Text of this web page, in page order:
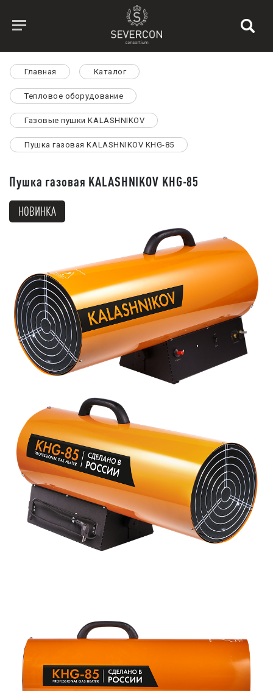
Главная Каталог
Тепловое оборудование
Газовые пушки KALASHNIKOV
Пушка газовая KALASHNIKOV KHG-85
Пушка газовая KALASHNIKOV KHG-85
НОВИНКА